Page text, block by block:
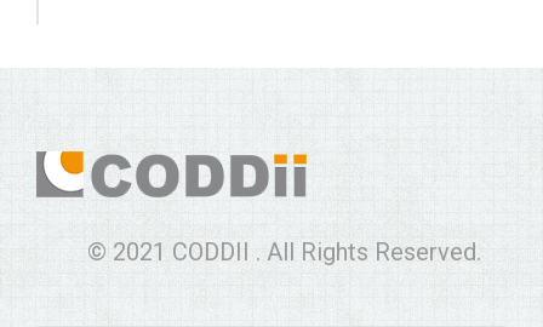
© 2021 CODDII . All Rights Reserved.